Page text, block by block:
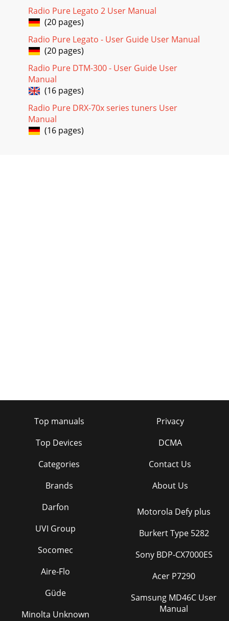
Radio Pure Legato 2 User Manual
(20 pages)
Radio Pure Legato - User Guide User Manual
(20 pages)
Radio Pure DTM-300 - User Guide User
Manual
(16 pages)
Radio Pure DRX-70x series tuners User
Manual
(16 pages)
Top manuals
Top Devices
Categories
Brands
Privacy
DCMA
Contact Us
About Us
Darfon
UVI Group
Socomec
Aire-Flo
Güde
Minolta Unknown
Motorola Defy plus
Burkert Type 5282
Sony BDP-CX7000ES
Acer P7290
Samsung MD46C User
Manual